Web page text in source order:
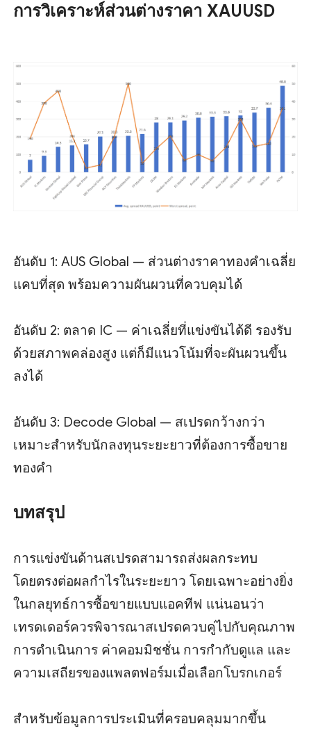
การวิเคราะห์ส่วนต่างราคา XAUUSD
อันดับ 1: AUS Global — ส่วนต่างราคาทองคำเฉลี่ย
แคบที่สุด พร้อมความผันผวนที่ควบคุมได้
อันดับ 2: ตลาด IC — ค่าเฉลี่ยที่แข่งขันได้ดี รองรับ
ด้วยสภาพคล่องสูง แต่ก็มีแนวโน้มที่จะผันผวนขึ้น
ลงได้
อันดับ 3: Decode Global — สเปรดกว้างกว่า
เหมาะสำหรับนักลงทุนระยะยาวที่ต้องการซื้อขาย
ทองคำ
บทสรุป
การแข่งขันด้านสเปรดสามารถส่งผลกระทบ
โดยตรงต่อผลกำไรในระยะยาว โดยเฉพาะอย่างยิ่ง
ในกลยุทธ์การซื้อขายแบบแอคทีฟ แน่นอนว่า
เทรดเดอร์ควรพิจารณาสเปรดควบคู่ไปกับคุณภาพ
การดำเนินการ ค่าคอมมิชชั่น การกำกับดูแล และ
ความเสถียรของแพลตฟอร์มเมื่อเลือกโบรกเกอร์
สำหรับข้อมูลการประเมินที่ครอบคลุมมากขึ้น